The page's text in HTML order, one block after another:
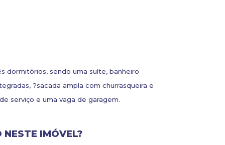
dormitórios, sendo uma suíte, banheiro
?sacada ampla com churrasqueira e
serviço e uma vaga de garagem.
NESTE IMÓVEL?